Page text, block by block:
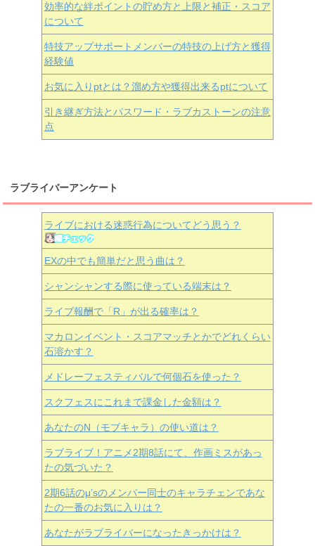
効率的な絆ポイントの貯め方と上限と補正・スコア
について
特技アップサポートメンバーの特技の上げ方と獲得
経験値
お気に入りptとは？溜め方や獲得出来るptについて
引き継ぎ方法とパスワード・ラブカストーンの注意
点
ラブライバーアンケート
ライブにおける迷惑行為についてどう思う？
EXの中でも簡単だと思う曲は？
シャンシャンする際に使っている端末は？
ライブ報酬で「R」が出る確率は？
マカロンイベント・スコアマッチとかでどれくらい
石溶かす？
メドレーフェスティバルで何個石を使った？
スクフェスにこれまで課金した金額は？
あなたのN（モブキャラ）の使い道は？
ラブライブ！アニメ2期8話にて、作画ミスがあっ
たの気づいた？
2期6話のμ’sのメンバー同士のキャラチェンであな
たの一番のお気に入りは？
あなたがラブライバーになったきっかけは？